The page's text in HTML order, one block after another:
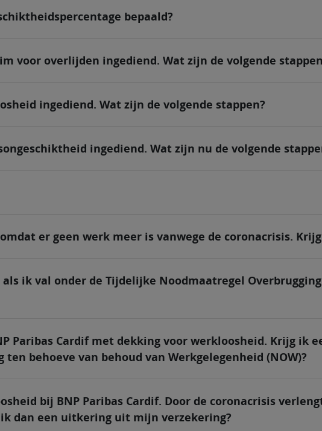
bepaald?
voor overlijden ingediend. Wat zijn de volgende
ingediend. Wat zijn de volgende stappen?
ingediend. Wat zijn nu de volgende
er geen werk meer is vanwege de coronacrisis.
ik val onder de Tijdelijke Noodmaatregel
Paribas Cardif met dekking voor werkloosheid. Krijg ik
behoeve van behoud van Werkgelegenheid (NOW)?
bij BNP Paribas Cardif. Door de coronacrisis
dan een uitkering uit mijn verzekering?